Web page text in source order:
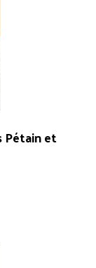
Pétain et